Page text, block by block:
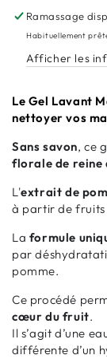
Mains
Pomme
Ramassage
Habituellement
Afficher les
Le Gel Lavant
nettoyer vos
Sans savon, ce
florale de reine
L'extrait de
à partir de fruits
La formule
par
pomme.
Ce procédé
cœur du fruit.
Il s’agit d’une
différente d’un